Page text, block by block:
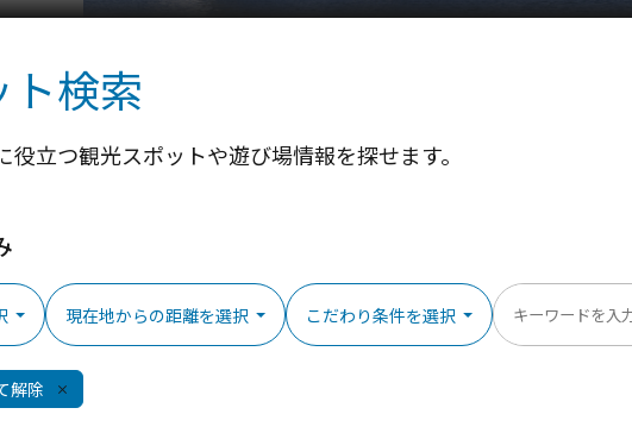
検索
立つ観光スポットや遊び場情報を探せます。
現在地からの距離を選択 こだわり条件を選択
解除